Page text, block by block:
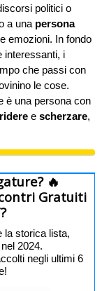
politici o
a una persona
emozioni. In fondo
interessanti, i
che passi con
le cose.
è una persona con
ridere e scherzare,
🔥
Gratuiti
la storica lista,
2024.
negli ultimi 6